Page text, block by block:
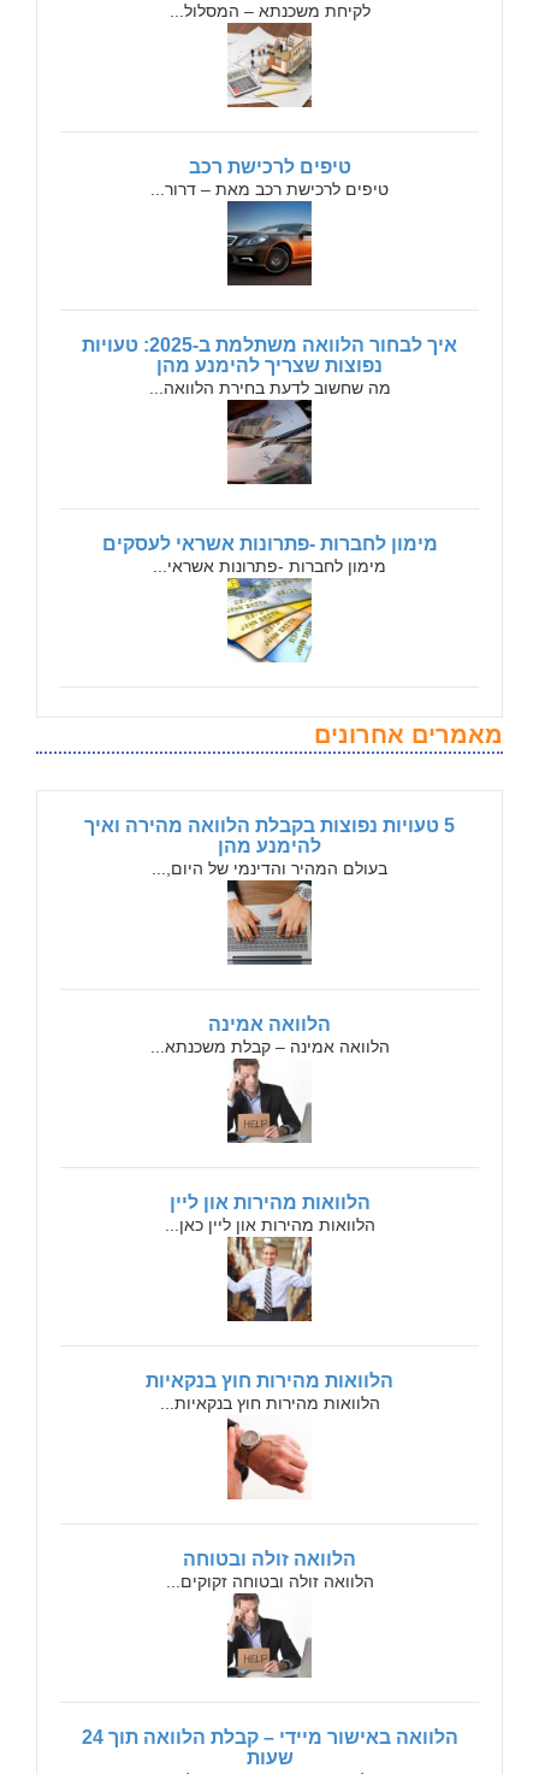
לקיחת משכנתא – המסלול...
טיפים לרכישת רכב
טיפים לרכישת רכב מאת – דרור...
איך לבחור הלוואה משתלמת ב-2025: טעויות
נפוצות שצריך להימנע מהן
מה שחשוב לדעת בחירת הלוואה...
מימון לחברות -פתרונות אשראי לעסקים
מימון לחברות -פתרונות אשראי...
מאמרים אחרונים
5 טעויות נפוצות בקבלת הלוואה מהירה ואיך
להימנע מהן
בעולם המהיר והדינמי של היום,...
הלוואה אמינה
הלוואה אמינה – קבלת משכנתא...
הלוואות מהירות און ליין
הלוואות מהירות און ליין כאן...
הלוואות מהירות חוץ בנקאיות
הלוואות מהירות חוץ בנקאיות...
הלוואה זולה ובטוחה
הלוואה זולה ובטוחה זקוקים...
הלוואה באישור מיידי – קבלת הלוואה תוך 24
שעות